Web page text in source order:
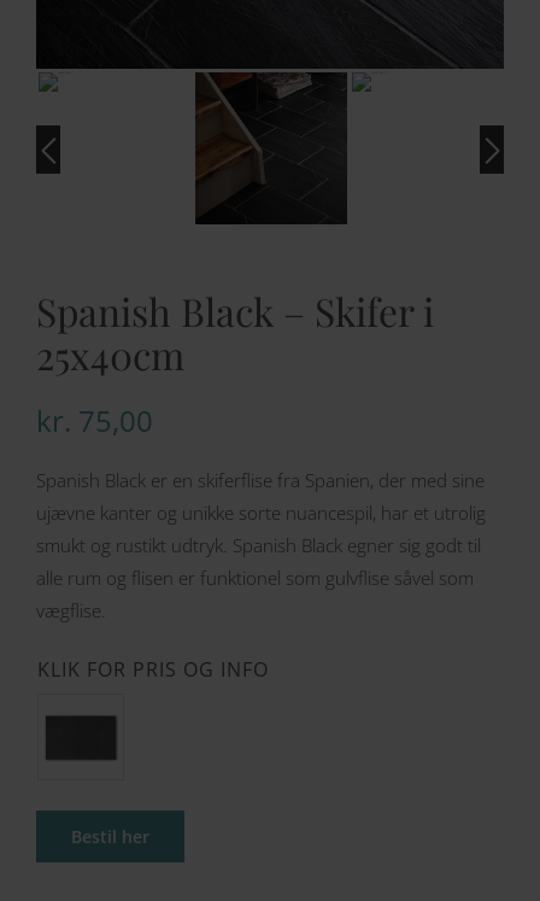
Spanish Black – Skifer i
25x40cm
kr. 75,00
Spanish Black er en skiferflise fra Spanien, der med sine
ujævne kanter og unikke sorte nuancespil, har et utrolig
smukt og rustikt udtryk. Spanish Black egner sig godt til
alle rum og flisen er funktionel som gulvflise såvel som
vægflise.
KLIK FOR PRIS OG INFO
Bestil her